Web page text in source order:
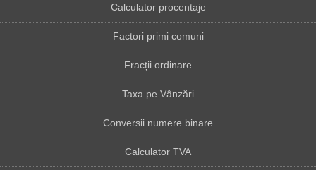
Calculator procentaje
Factori primi comuni
Fracții ordinare
Taxa pe Vânzări
Conversii numere binare
Calculator TVA